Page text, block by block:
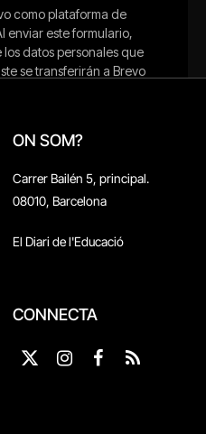
ON SOM?
Carrer Bailén 5, principal.
08010, Barcelona
El Diari de l'Educació
CONNECTA
X
Instagram
Facebook
RSS